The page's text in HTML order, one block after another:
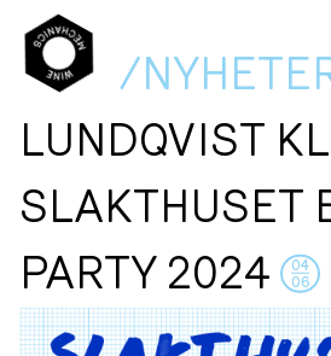
/
LUNDQVIST
SLAKTHUSET
PARTY 2024
04
06